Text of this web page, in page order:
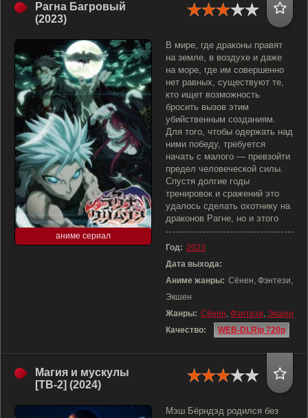
Рагна Багровый
(2023)
аниме сериал
В мире, где драконы правят
на земле, в воздухе и даже
на море, где им совершенно
нет равных, существуют те,
кто ищет возможность
бросить вызов этим
убийственным созданиям.
Для того, чтобы одержать над
ними победу, требуется
начать с малого — превзойти
предел человеческой силы.
Спустя долгие годы
тренировок и сражений это
удалось сделать охотнику на
драконов Рагне, но и этого
Год: 2023
Дата выхода:
Аниме жанры: Сёнен, Фэнтези,
Экшен
Жанры: Сёнен, Фэнтези, Экшен
Качество:
WEB-DLRip 720p
Магия и мускулы
[ТВ-2] (2024)
Мэш Бёрндэд родился без